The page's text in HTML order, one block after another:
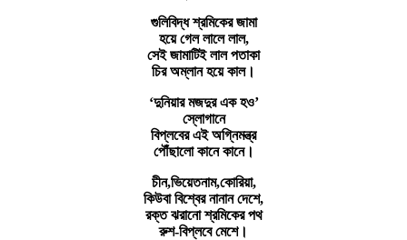
গুলিবিদ্ধ শ্রমিকের জামা
হয়ে গেল লালে লাল,
সেই জামাটিই লাল পতাকা
চির অম্লান হয়ে কাল।
‘দুনিয়ার মজদুর এক হও’
স্লোগানে
বিপ্লবের এই অগ্নিমন্ত্র
পৌঁছালো কানে কানে।
চীন,ভিয়েতনাম,কোরিয়া,
কিউবা বিশ্বের নানান দেশে,
রক্ত ঝরানো শ্রমিকের পথ
রুশ-বিপ্লবে মেশে।